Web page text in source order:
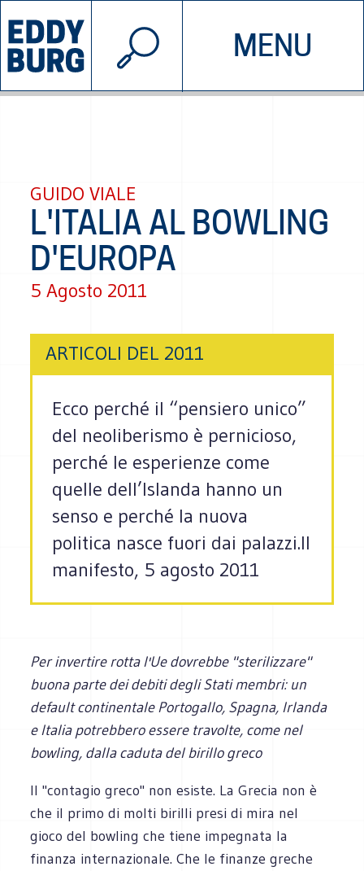
MENU
INIZIATIVE CHI SIAMO
© 2026 EDDYBURG
GUIDO VIALE
L'ITALIA AL BOWLING
D'EUROPA
5 Agosto 2011
ARTICOLI DEL 2011
Ecco perché il “pensiero unico”
del neoliberismo è pernicioso,
perché le esperienze come
quelle dell’Islanda hanno un
senso e perché la nuova
politica nasce fuori dai palazzi.Il
manifesto, 5 agosto 2011
Per invertire rotta l'Ue dovrebbe "sterilizzare"
buona parte dei debiti degli Stati membri: un
default continentale Portogallo, Spagna, Irlanda
e Italia potrebbero essere travolte, come nel
bowling, dalla caduta del birillo greco
Il "contagio greco" non esiste. La Grecia non è
che il primo di molti birilli presi di mira nel
gioco del bowling che tiene impegnata la
finanza internazionale. Che le finanze greche